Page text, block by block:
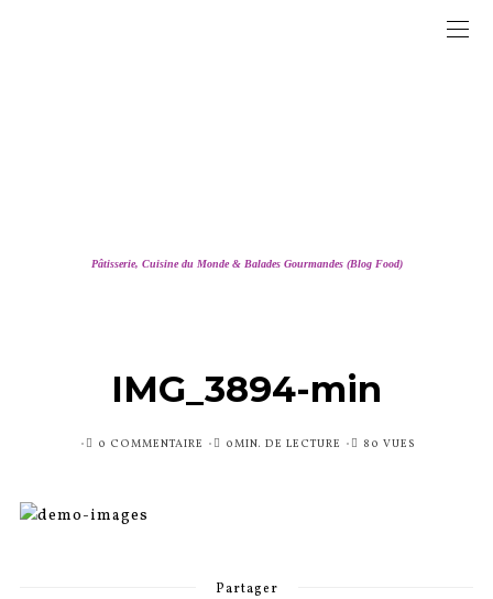
Pâtisserie, Cuisine du Monde & Balades Gourmandes (Blog Food)
IMG_3894-min
PUBLIÉ0 COMMENTAIRE 0MIN. DE LECTURE 80 VUES
Partager